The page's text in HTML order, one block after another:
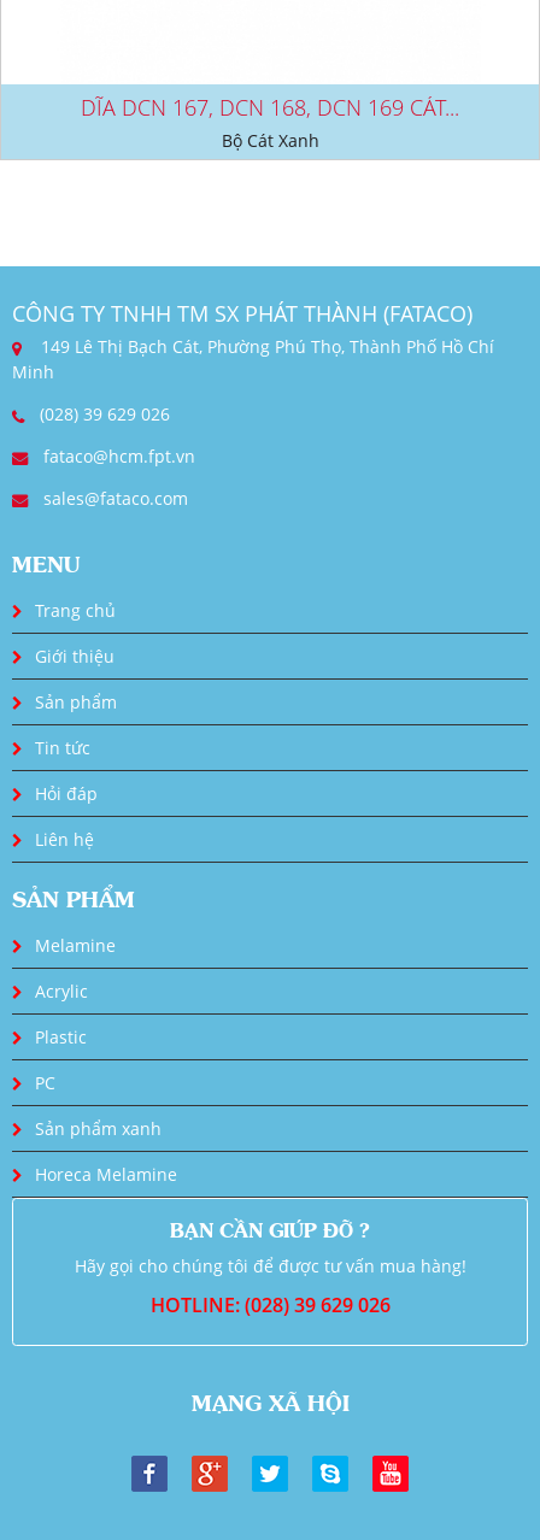
DĨA DCN 167, DCN 168, DCN 169 CÁT...
Bộ Cát Xanh
CÔNG TY TNHH TM SX PHÁT THÀNH (FATACO)
149 Lê Thị Bạch Cát, Phường Phú Thọ, Thành Phố Hồ Chí
Minh
(028) 39 629 026
fataco@hcm.fpt.vn
sales@fataco.com
MENU
Trang chủ
Giới thiệu
Sản phẩm
Tin tức
Hỏi đáp
Liên hệ
SẢN PHẨM
Melamine
Acrylic
Plastic
PC
Sản phẩm xanh
Horeca Melamine
BẠN CẦN GIÚP ĐỠ ?
Hãy gọi cho chúng tôi để được tư vấn mua hàng!
HOTLINE: (028) 39 629 026
MẠNG XÃ HỘI